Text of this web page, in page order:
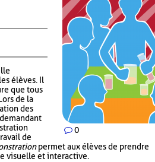
0
élèves. Il
que tous
de la
des
de
permet aux élèves de prendre
visuelle et interactive.